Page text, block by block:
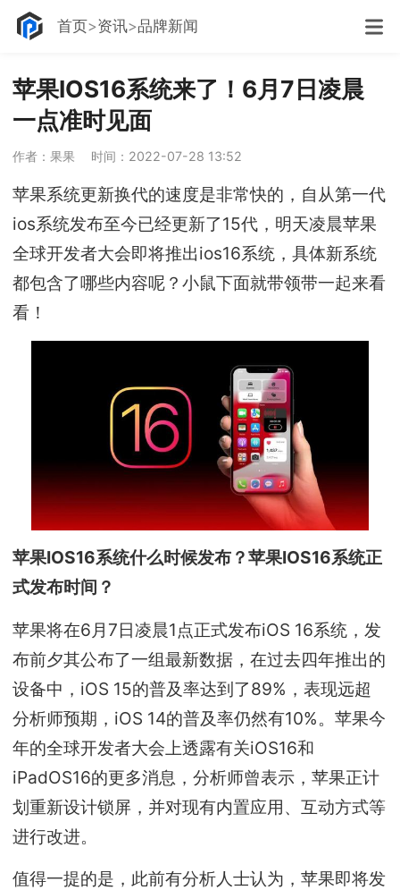
首页 资讯 品牌新闻
苹果IOS16系统来了！6月7日凌晨
一点准时见面
作者：果果 时间：2022-07-28 13:52
苹果系统更新换代的速度是非常快的，自从第一代
ios系统发布至今已经更新了15代，明天凌晨苹果
全球开发者大会即将推出ios16系统，具体新系统
都包含了哪些内容呢？小鼠下面就带领带一起来看
看！
苹果IOS16系统什么时候发布？苹果IOS16系统正
式发布时间？
苹果将在6月7日凌晨1点正式发布iOS 16系统，发
布前夕其公布了一组最新数据，在过去四年推出的
设备中，iOS 15的普及率达到了89%，表现远超
分析师预期，iOS 14的普及率仍然有10%。苹果今
年的全球开发者大会上透露有关iOS16和
iPadOS16的更多消息，分析师曾表示，苹果正计
划重新设计锁屏，并对现有内置应用、互动方式等
进行改进。
值得一提的是，此前有分析人士认为，苹果即将发